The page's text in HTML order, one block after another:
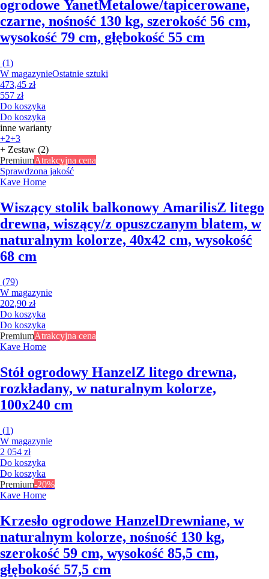
ogrodowe YanetMetalowe/tapicerowane,
czarne, nośność 130 kg, szerokość 56 cm,
wysokość 79 cm, głębokość 55 cm
(1)
W magazynieOstatnie sztuki
473,45 zł
557 zł
Do koszyka
Do koszyka
inne warianty
+2+3
+ Zestaw (2)
PremiumAtrakcyjna cena
Sprawdzona jakość
Kave Home
Wiszący stolik balkonowy AmarilisZ litego
drewna, wiszący/z opuszczanym blatem, w
naturalnym kolorze, 40x42 cm, wysokość
68 cm
(79)
W magazynie
202,90 zł
Do koszyka
Do koszyka
PremiumAtrakcyjna cena
Kave Home
Stół ogrodowy HanzelZ litego drewna,
rozkładany, w naturalnym kolorze,
100x240 cm
(1)
W magazynie
2 054 zł
Do koszyka
Do koszyka
Premium-20%
Kave Home
Krzesło ogrodowe HanzelDrewniane, w
naturalnym kolorze, nośność 130 kg,
szerokość 59 cm, wysokość 85,5 cm,
głębokość 57,5 cm